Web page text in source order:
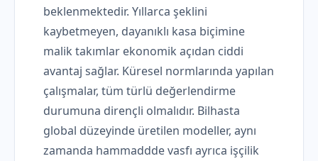
beklenmektedir. Yıllarca şeklini
kaybetmeyen, dayanıklı kasa biçimine
malik takımlar ekonomik açıdan ciddi
avantaj sağlar. Küresel normlarında yapılan
çalışmalar, tüm türlü değerlendirme
durumuna dirençli olmalıdır. Bilhasta
global düzeyinde üretilen modeller, aynı
zamanda hammaddde vasfı ayrıca işçilik